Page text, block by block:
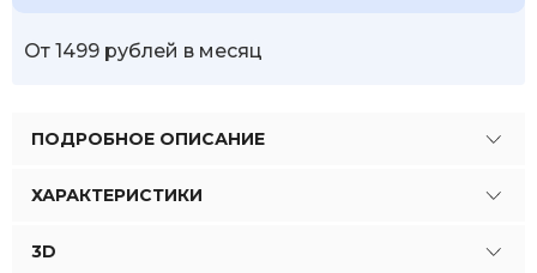
От 1499 рублей в месяц
ПОДРОБНОЕ ОПИСАНИЕ
ХАРАКТЕРИСТИКИ
3D